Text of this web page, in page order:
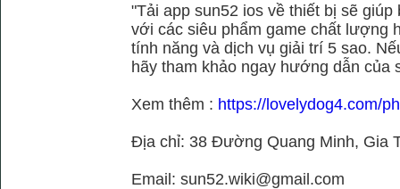
"Tải app sun52 ios về thiết bị sẽ
với các siêu phẩm game chất lượng
tính năng và dịch vụ giải trí 5 sao.
hãy tham khảo ngay hướng dẫn của
Xem thêm : https://lovelydog4.com/
Địa chỉ: 38 Đường Quang Minh, Gia
Email: sun52.wiki@gmail.com